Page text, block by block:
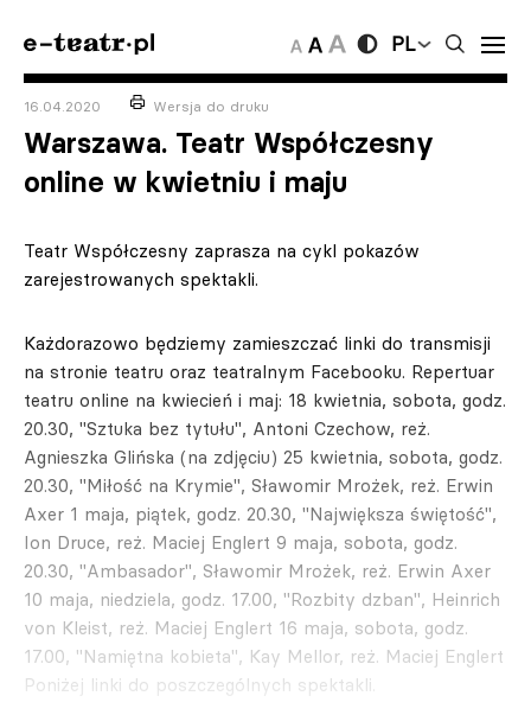
PL
16.04.2020 Wersja do druku
Warszawa. Teatr Współczesny
online w kwietniu i maju
Teatr Współczesny zaprasza na cykl pokazów
zarejestrowanych spektakli.
Każdorazowo będziemy zamieszczać linki do transmisji
na stronie teatru oraz teatralnym Facebooku. Repertuar
teatru online na kwiecień i maj: 18 kwietnia, sobota, godz.
20.30, "Sztuka bez tytułu", Antoni Czechow, reż.
Agnieszka Glińska (na zdjęciu) 25 kwietnia, sobota, godz.
20.30, "Miłość na Krymie", Sławomir Mrożek, reż. Erwin
Axer 1 maja, piątek, godz. 20.30, "Największa świętość",
Ion Druce, reż. Maciej Englert 9 maja, sobota, godz.
20.30, "Ambasador", Sławomir Mrożek, reż. Erwin Axer
10 maja, niedziela, godz. 17.00, "Rozbity dzban", Heinrich
von Kleist, reż. Maciej Englert 16 maja, sobota, godz.
17.00, "Namiętna kobieta", Kay Mellor, reż. Maciej Englert
Poniżej linki do poszczególnych spektakli.